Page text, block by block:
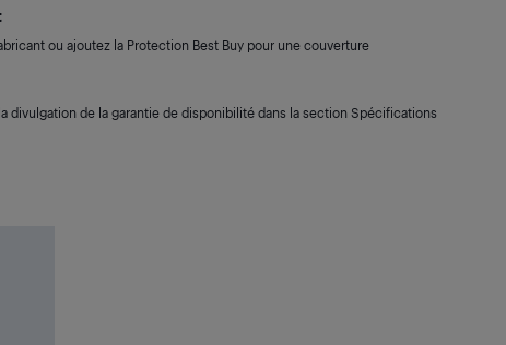
ou ajoutez la Protection Best Buy pour une couverture
divulgation de la garantie de disponibilité dans la section Spécifications